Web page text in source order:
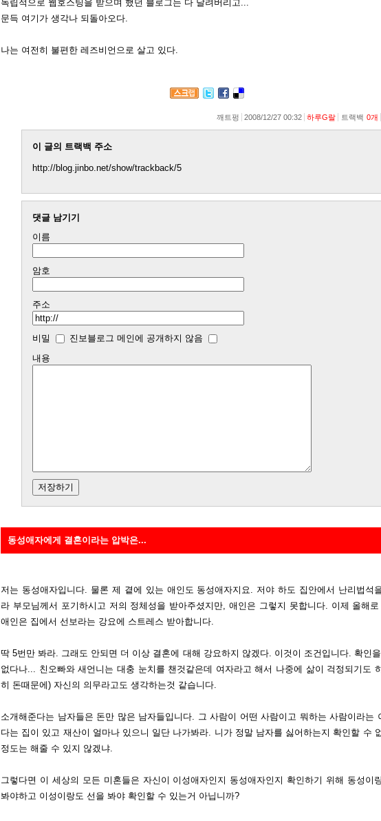
독립적으로 웹호스팅을 받으며 했던 블로그는 다 날려버리고...
문득 여기가 생각나 되돌아오다.
나는 여전히 불편한 레즈비언으로 살고 있다.
깨트펑 2008/12/27 00:32 하루G랄 트랙백 0개
이 글의 트랙백 주소
http://blog.jinbo.net/show/trackback/5
댓글 남기기
이름
암호
주소
비밀
진보블로그 메인에 공개하지 않음
내용
동성애자에게 결혼이라는 압박은...
저는 동성애자입니다. 물론 제 곁에 있는 애인도 동성애자지요. 저야 하도 집안에서 난리법석
라 부모님께서 포기하시고 저의 정체성을 받아주셨지만, 애인은 그렇지 못합니다. 이제 올해로
애인은 집에서 선보라는 강요에 스트레스 받아합니다.
딱 5번만 봐라. 그래도 안되면 더 이상 결혼에 대해 강요하지 않겠다. 이것이 조건입니다. 확인
없다나... 친오빠와 새언니는 대충 눈치를 챈것같은데 여자라고 해서 나중에 삶이 걱정되기도
히 돈때문에) 자신의 의무라고도 생각하는것 같습니다.
소개해준다는 남자들은 돈만 많은 남자들입니다. 그 사람이 어떤 사람이고 뭐하는 사람이라는
다는 집이 있고 재산이 얼마나 있으니 일단 나가봐라. 니가 정말 남자를 싫어하는지 확인할 수
정도는 해줄 수 있지 않겠냐.
그렇다면 이 세상의 모든 미혼들은 자신이 이성애자인지 동성애자인지 확인하기 위해 동성이
봐야하고 이성이랑도 선을 봐야 확인할 수 있는거 아닙니까?